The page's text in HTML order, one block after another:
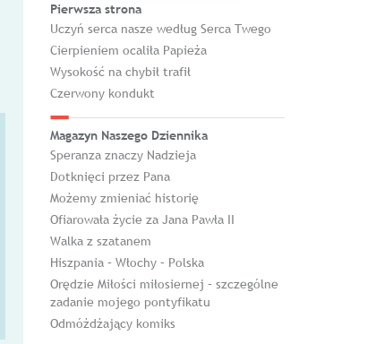
Pierwsza strona
Uczyń serca nasze według Serca Twego
Cierpieniem ocaliła Papieża
Wysokość na chybił trafił
Czerwony kondukt
Magazyn Naszego Dziennika
Speranza znaczy Nadzieja
Dotknięci przez Pana
Możemy zmieniać historię
Ofiarowała życie za Jana Pawła II
Walka z szatanem
Hiszpania – Włochy – Polska
Orędzie Miłości miłosiernej – szczególne
zadanie mojego pontyfikatu
Odmóżdżający komiks